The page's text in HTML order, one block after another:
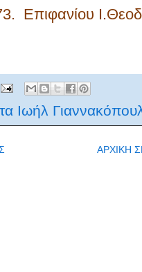
Επιφανίου
Ιωήλ
ΑΡΧΙΚΗ